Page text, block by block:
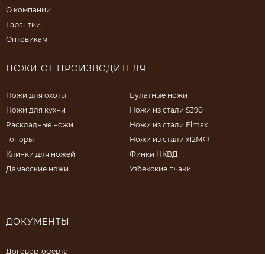
О компании
Гарантии
Оптовикам
НОЖИ ОТ ПРОИЗВОДИТЕЛЯ
Ножи для охоты
Ножи для кухни
Раскладные ножи
Топоры
Клинки для ножей
Дамасские ножи
Булатные ножи
Ножи из стали S390
Ножи из стали Elmax
Ножи из стали х12МФ
Финки НКВД
Узбекские пчаки
ДОКУМЕНТЫ
Договор-оферта